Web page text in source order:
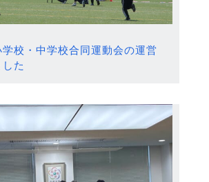
校・中学校合同運動会の運営
た